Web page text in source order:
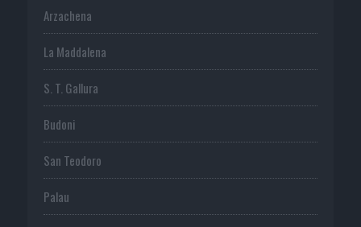
Arzachena
La Maddalena
S. T. Gallura
Budoni
San Teodoro
Palau